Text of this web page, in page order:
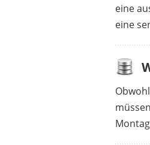
eine
eine